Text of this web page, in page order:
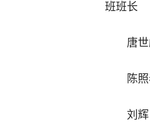
班班长
唐
陈
刘